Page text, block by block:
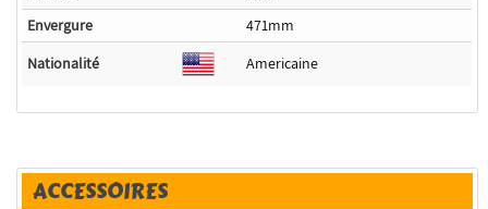
Envergure
471mm
Nationalité
Americaine
ACCESSOIRES